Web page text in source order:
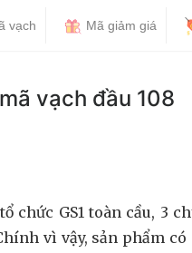
vạch Mã giảm giá
vạch đầu 108
chức GS1 toàn cầu, 3
vì vậy, sản phẩm có